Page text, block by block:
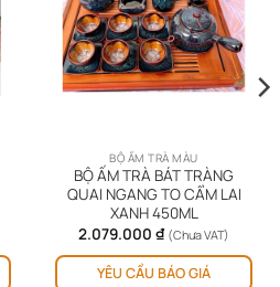
BỘ ẤM TRÀ MÀU
BỘ ẤM TRÀ BÁT TRÀNG
QUAI NGANG TO CẨM LAI
XANH 450ML
2.079.000 ₫ (Chưa VAT)
YÊU CẦU BÁO GIÁ